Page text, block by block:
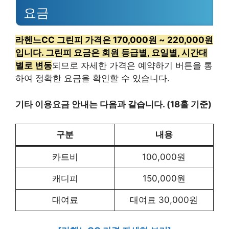
요금
라헨느CC 그린피 가격은 170,000원 ~ 220,000원
입니다. 그린피 요금은 회원 등급별, 요일별, 시간대
별로 변동되므로 자세한 가격은 예약하기 버튼을 통
하여 정확한 요금을 확인할 수 있습니다.
기타 이용요금 안내는 다음과 같습니다. (18홀 기준)
구분 내용
카트비 100,000원
캐디피 150,000원
대여료 대여료 30,000원